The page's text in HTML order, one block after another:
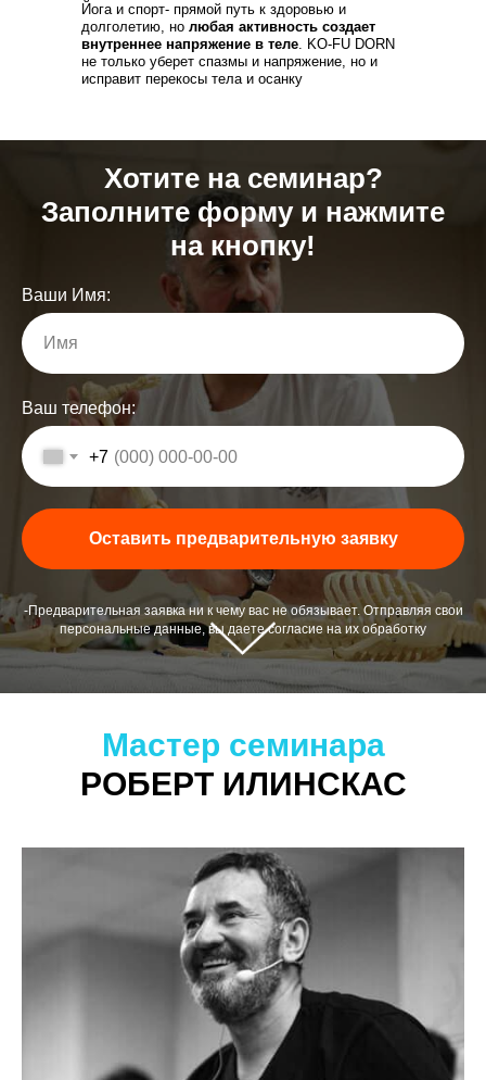
Йога и спорт- прямой путь к здоровью и
долголетию, но любая активность создает
внутреннее напряжение в теле. KO-FU DORN
не только уберет спазмы и напряжение, но и
исправит перекосы тела и осанку
Хотите на семинар?
Заполните форму и нажмите
на кнопку!
Ваши Имя:
Имя
Ваш телефон:
+7
Оставить предварительную заявку
-Предварительная заявка ни к чему вас не обязывает. Отправляя свои
персональные данные, вы даете согласие на их обработку
Мастер семинара
РОБЕРТ ИЛИНСКАС